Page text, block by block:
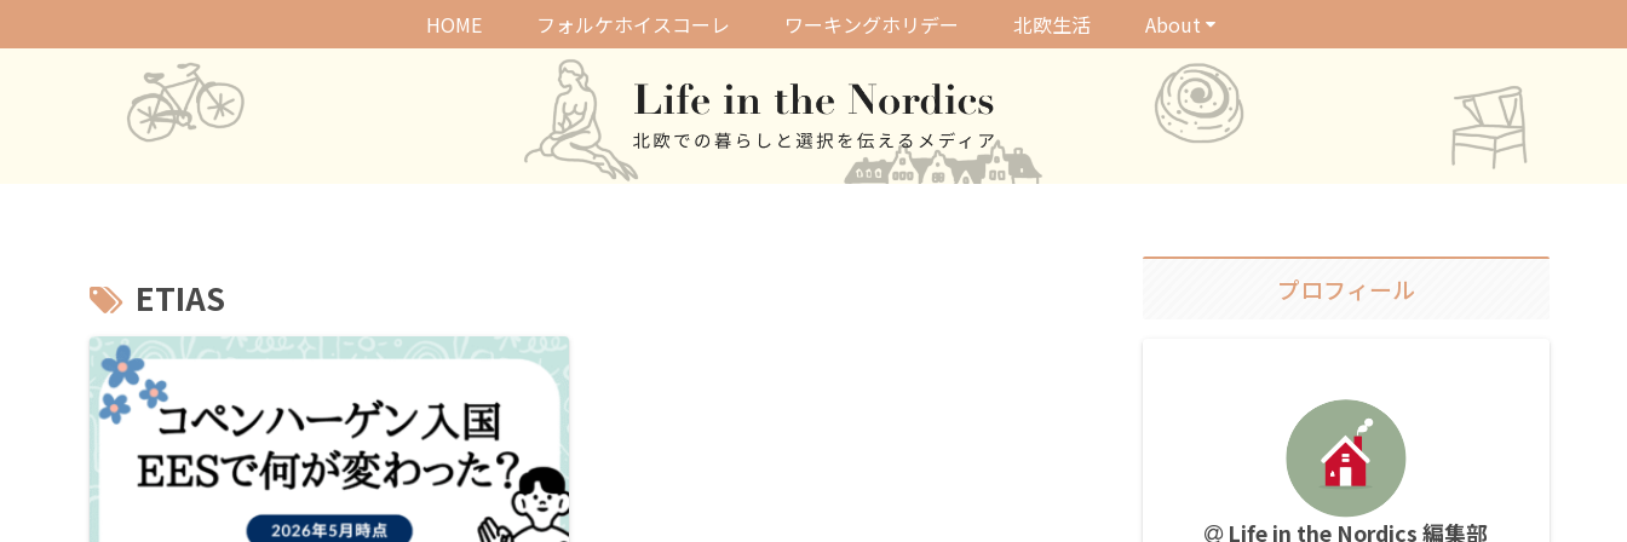
HOME フォルケホイスコーレ ワーキングホリデー 北欧生活 About
ETIAS プロフィール
Life in the Nordics 編集部